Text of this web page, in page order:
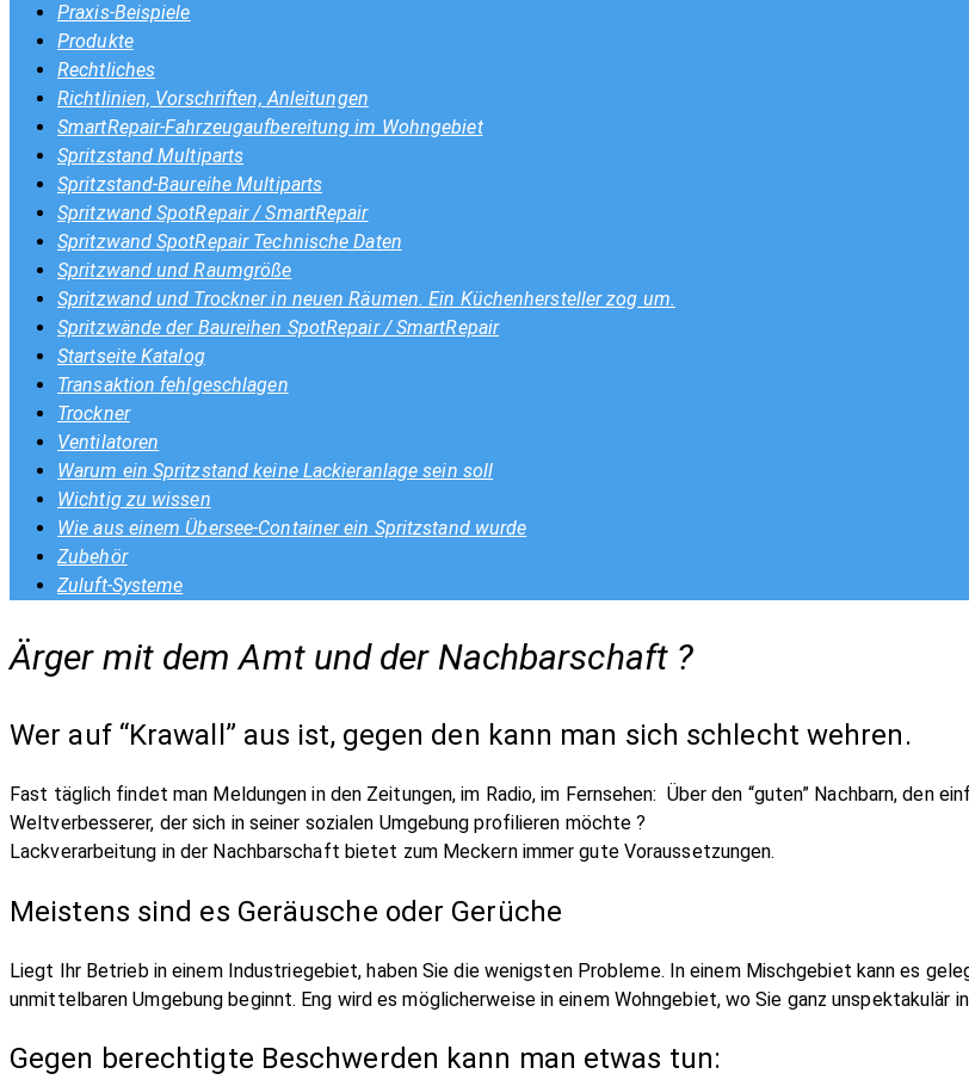
Praxis-Beispiele
Produkte
Rechtliches
Richtlinien, Vorschriften, Anleitungen
SmartRepair-Fahrzeugaufbereitung im Wohngebiet
Spritzstand Multiparts
Spritzstand-Baureihe Multiparts
Spritzwand SpotRepair / SmartRepair
Spritzwand SpotRepair Technische Daten
Spritzwand und Raumgröße
Spritzwand und Trockner in neuen Räumen. Ein Küchenhersteller zog um.
Spritzwände der Baureihen SpotRepair / SmartRepair
Startseite Katalog
Transaktion fehlgeschlagen
Trockner
Ventilatoren
Warum ein Spritzstand keine Lackieranlage sein soll
Wichtig zu wissen
Wie aus einem Übersee-Container ein Spritzstand wurde
Zubehör
Zuluft-Systeme
Ärger mit dem Amt und der Nachbarschaft ?
Wer auf “Krawall” aus ist, gegen den kann man sich schlecht wehren.
Fast täglich findet man Meldungen in den Zeitungen, im Radio, im Fernsehen: Über den “guten” Nachbarn, den
Weltverbesserer, der sich in seiner sozialen Umgebung profilieren möchte ?
Lackverarbeitung in der Nachbarschaft bietet zum Meckern immer gute Voraussetzungen.
Meistens sind es Geräusche oder Gerüche
Liegt Ihr Betrieb in einem Industriegebiet, haben Sie die wenigsten Probleme. In einem Mischgebiet kann es
unmittelbaren Umgebung beginnt. Eng wird es möglicherweise in einem Wohngebiet, wo Sie ganz unspektakulär
Gegen berechtigte Beschwerden kann man etwas tun: